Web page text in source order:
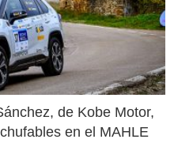
de Kobe Motor,
en el MAHLE